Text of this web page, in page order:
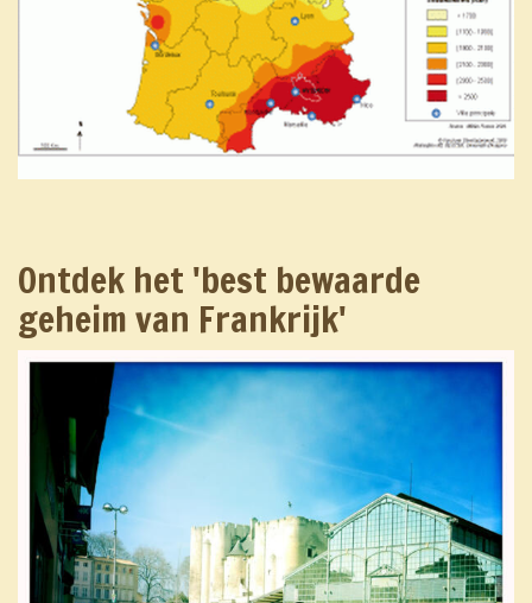
Ontdek het 'best bewaarde
geheim van Frankrijk'